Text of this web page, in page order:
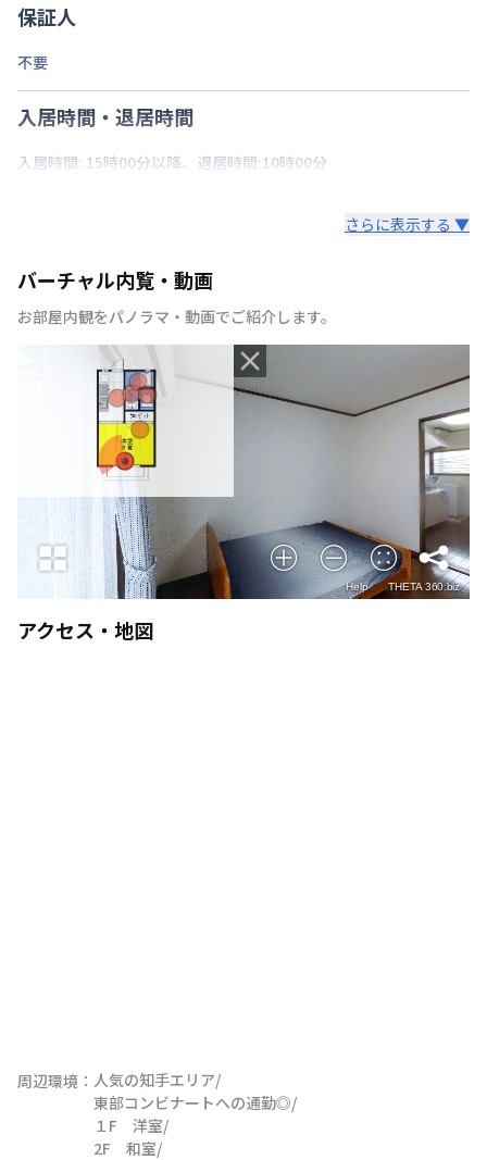
保証人
不要
入居時間・退居時間
入居時間: 15時00分以降、退居時間:10時00分
さらに表示する ▼
バーチャル内覧・動画
お部屋内観をパノラマ・動画でご紹介します。
アクセス・地図
周辺環境： 人気の知手エリア/
東部コンビナートへの通勤◎/
１F　洋室/
2F　和室/